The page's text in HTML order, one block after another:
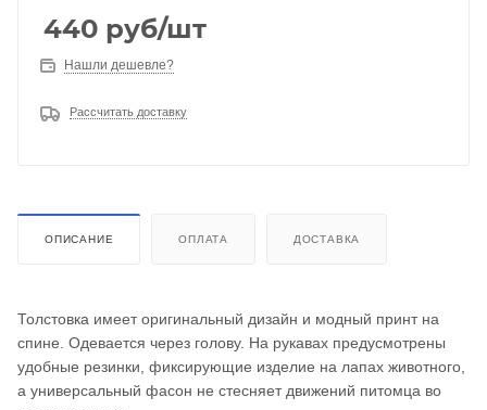
440 руб/шт
Нашли дешевле?
Рассчитать доставку
ОПИСАНИЕ ОПЛАТА ДОСТАВКА
Толстовка имеет оригинальный дизайн и модный принт на
спине. Одевается через голову. На рукавах предусмотрены
удобные резинки, фиксирующие изделие на лапах животного,
а универсальный фасон не стесняет движений питомца во